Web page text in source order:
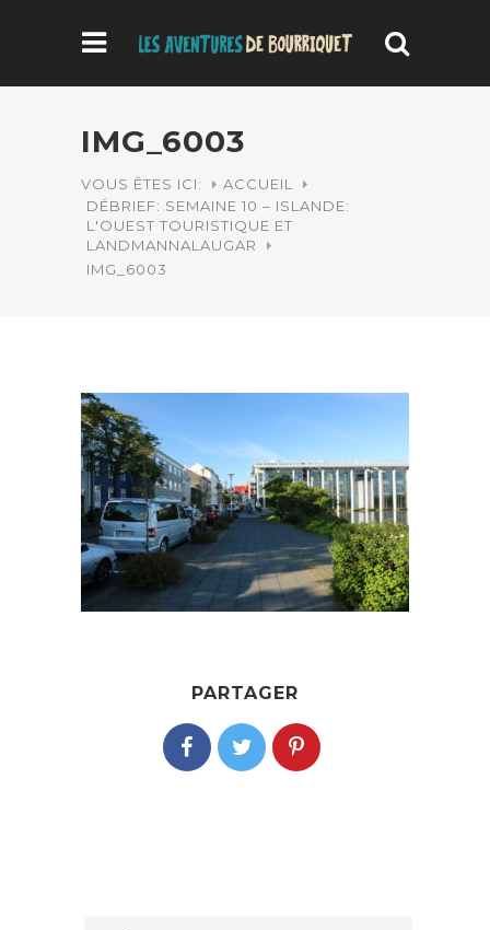
IMG_6003
VOUS ÊTES ICI:
ACCUEIL
DÉBRIEF: SEMAINE 10 – ISLANDE:
L'OUEST TOURISTIQUE ET
LANDMANNALAUGAR
IMG_6003
PARTAGER